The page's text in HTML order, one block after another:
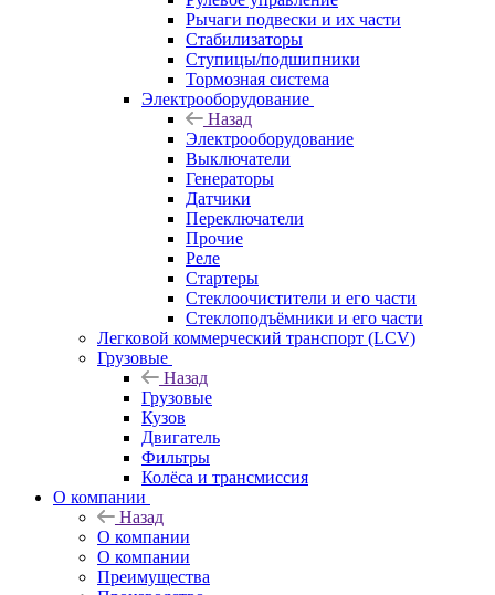
Рычаги подвески и их части
Стабилизаторы
Ступицы/подшипники
Тормозная система
Электрооборудование
Назад
Электрооборудование
Выключатели
Генераторы
Датчики
Переключатели
Прочие
Реле
Стартеры
Стеклоочистители и его части
Стеклоподъёмники и его части
Легковой коммерческий транспорт (LCV)
Грузовые
Назад
Грузовые
Кузов
Двигатель
Фильтры
Колёса и трансмиссия
О компании
Назад
О компании
О компании
Преимущества